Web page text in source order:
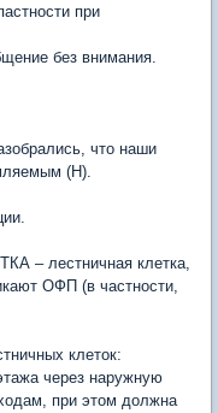
при
без внимания.
что наши
(Н).
лестничная клетка,
ОФП (в частности,
клеток:
через наружную
при этом должна